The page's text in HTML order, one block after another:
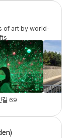
of art by world-
길 69